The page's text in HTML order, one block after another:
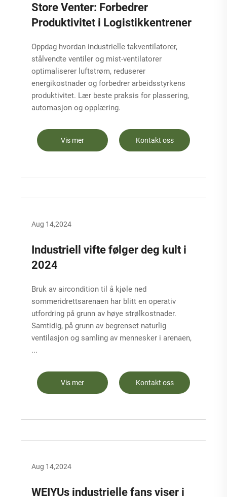
Store Venter: Forbedrer
Produktivitet i Logistikkentrener
Oppdag hvordan industrielle takventilatorer,
stålvendte ventiler og mist-ventilatorer
optimaliserer luftstrøm, reduserer
energikostnader og forbedrer arbeidsstyrkens
produktivitet. Lær beste praksis for plassering,
automasjon og opplæring.
Vis mer Kontakt oss
Aug 14,2024
Industriell vifte følger deg kult i
2024
Bruk av aircondition til å kjøle ned
sommeridrettsarenaen har blitt en operativ
utfordring på grunn av høye strølkostnader.
Samtidig, på grunn av begrenset naturlig
ventilasjon og samling av mennesker i arenaen,
...
Vis mer Kontakt oss
Aug 14,2024
WEIYUs industrielle fans viser i